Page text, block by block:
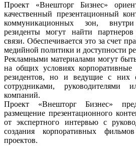
Проект «Внешторг Бизнес»
качественный презентационный
коммуникационных зон,
резиденты могут найти
связи. Обеспечивается это за счет
медийной политики и доступности
Рекламными материалами могут
на общих условиях корпоративные
резидентов, но и ведущие с них
сотрудниками, руководителями
компаний.
Проект «Внешторг Бизнес»
размещение презентационного
от экспертного интервью с
создания корпоративных
проектов.